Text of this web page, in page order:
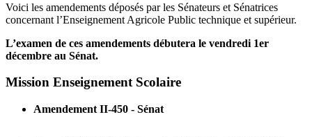
Voici les amendements déposés par les Sénateurs et Sénatrices
concernant l’Enseignement Agricole Public technique et supérieur.
L’examen de ces amendements débutera le vendredi 1er
décembre au Sénat.
Mission Enseignement Scolaire
Amendement II-450 - Sénat